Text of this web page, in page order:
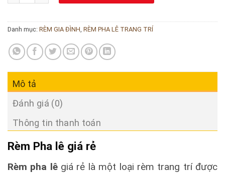
Danh mục: RÈM GIA ĐÌNH, RÈM PHA LÊ TRANG TRÍ
Mô tả
Đánh giá (0)
Thông tin thanh toán
Rèm Pha lê giá rẻ
Rèm pha lêgiá rẻ là một loại rèm trang trí được